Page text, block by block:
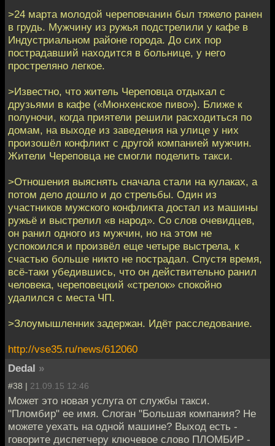
>24 марта молодой череповчанин был тяжело ранен
в грудь. Мужчину из ружья подстрелили у кафе в
Индустриальном районе города. До сих пор
пострадавший находится в больнице, у него
простреляно легкое.
>Известно, что житель Череповца отдыхал с
друзьями в кафе («Мюнхенское пиво»). Ближе к
полуночи, когда приятели решили расходиться по
домам, на выходе из заведения на улице у них
произошёл конфликт с другой компанией мужчин.
Жители Череповца не смогли поделить такси.
>Отношения выяснять сначала стали на кулаках, а
потом дело дошло и до стрельбы. Один из
участников мужского конфликта достал из машины
ружьё и выстрелил «в народ». Со слов очевидцев,
он ранил одного из мужчин, но на этом не
успокоился и произвёл еще четыре выстрела, к
счастью больше никто не пострадал. Спустя время,
всё-таки убедившись, что он действительно ранил
человека, череповецкий «стрелок» спокойно
удалился с места ЧП.
>Злоумышленник задержан. Идёт расследование.
http://vse35.ru/news/612060
Dedal »
#38 | 21.09.15 12:46
Может это новая услуга от службы такси.
"Пломбир" ее имя. Слоган "Большая компания? Не
можете уехать на одной машине? Выход есть -
говорите диспетчеру ключевое слово ПЛОМБИР -